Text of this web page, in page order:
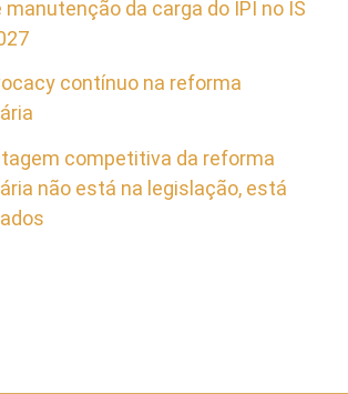
manutenção da carga do IPI no IS
contínuo na reforma
competitiva da reforma
não está na legislação, está